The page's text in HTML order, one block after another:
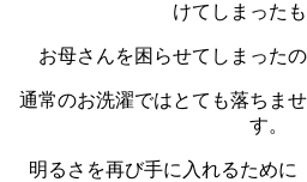
けてしまった
お母さんを困らせてしまった
通常のお洗濯ではとても落ちま
す。
明るさを再び手に入れるために